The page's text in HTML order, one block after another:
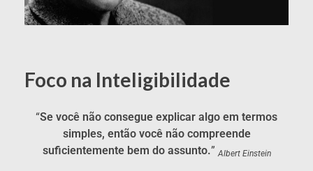
Foco na Inteligibilidade
“Se você não consegue explicar algo em termos
simples, então você não compreende
suficientemente bem do assunto.” Albert Einstein